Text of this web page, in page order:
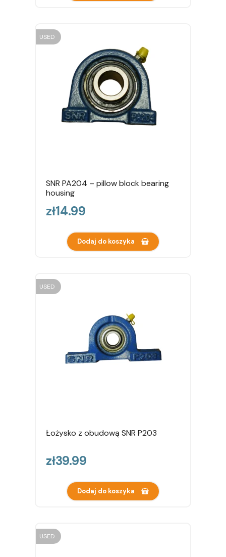
USED
SNR PA204 – pillow block bearing
housing
Price
zł14.99
Dodaj do koszyka
USED
Łożysko z obudową SNR P203
Price
zł39.99
Dodaj do koszyka
USED